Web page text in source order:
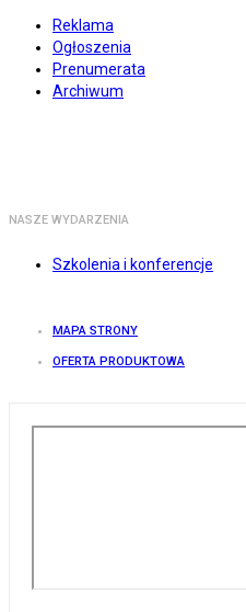
Reklama
Ogłoszenia
Prenumerata
Archiwum
NASZE WYDARZENIA
Szkolenia i konferencje
MAPA STRONY
OFERTA PRODUKTOWA